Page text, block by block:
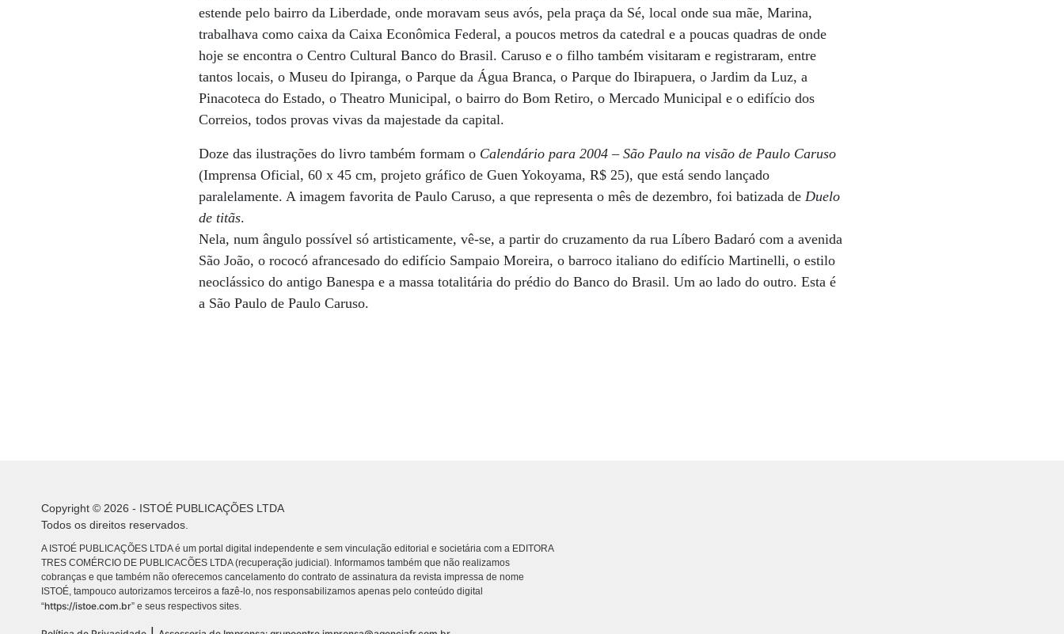
estende pelo bairro da Liberdade, onde moravam seus avós, pela praça da Sé, local onde sua mãe, Marina,
trabalhava como caixa da Caixa Econômica Federal, a poucos metros da catedral e a poucas quadras de onde
hoje se encontra o Centro Cultural Banco do Brasil. Caruso e o filho também visitaram e registraram, entre
tantos locais, o Museu do Ipiranga, o Parque da Água Branca, o Parque do Ibirapuera, o Jardim da Luz, a
Pinacoteca do Estado, o Theatro Municipal, o bairro do Bom Retiro, o Mercado Municipal e o edifício dos
Correios, todos provas vivas da majestade da capital.
Doze das ilustrações do livro também formam o Calendário para 2004 – São Paulo na visão de Paulo Caruso
(Imprensa Oficial, 60 x 45 cm, projeto gráfico de Guen Yokoyama, R$ 25), que está sendo lançado
paralelamente. A imagem favorita de Paulo Caruso, a que representa o mês de dezembro, foi batizada de Duelo
de titãs.
Nela, num ângulo possível só artisticamente, vê-se, a partir do cruzamento da rua Líbero Badaró com a avenida
São João, o rococó afrancesado do edifício Sampaio Moreira, o barroco italiano do edifício Martinelli, o estilo
neoclássico do antigo Banespa e a massa totalitária do prédio do Banco do Brasil. Um ao lado do outro. Esta é
a São Paulo de Paulo Caruso.
Copyright © 2026 - ISTOÉ PUBLICAÇÕES LTDA
Todos os direitos reservados.
A ISTOÉ PUBLICAÇÕES LTDA é um portal digital independente e sem vinculação editorial e societária com a EDITORA
TRES COMÉRCIO DE PUBLICACÕES LTDA (recuperação judicial). Informamos também que não realizamos
cobranças e que também não oferecemos cancelamento do contrato de assinatura da revista impressa de nome
ISTOÉ, tampouco autorizamos terceiros a fazê-lo, nos responsabilizamos apenas pelo conteúdo digital
“https://istoe.com.br” e seus respectivos sites.